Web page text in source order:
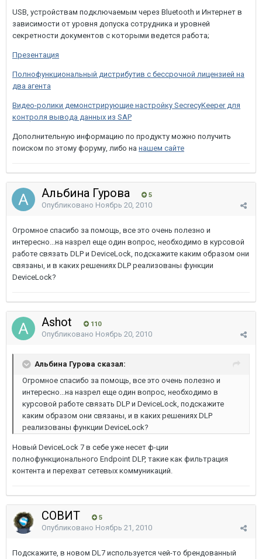
USB, устройствам подключаемым через Bluetooth и Интернет в
зависимости от уровня допуска сотрудника и уровней
секретности документов с которыми ведется работа;
Презентация
Полнофункциональный дистрибутив с бессрочной лицензией на
два агента
Видео-ролики демонстрирующие настройку SecrecyKeeper для
контроля вывода данных из SAP
Дополнительную информацию по продукту можно получить
поиском по этому форуму, либо на нашем сайте
Альбина Гурова 5
Опубликовано Ноябрь 20, 2010
Огромное спасибо за помощь, все это очень полезно и
интересно...на назрел еще один вопрос, необходимо в курсовой
работе связать DLP и DeviceLock, подскажите каким образом они
связаны, и в каких решениях DLP реализованы функции
DeviceLock?
Ashot 110
Опубликовано Ноябрь 20, 2010
Альбина Гурова сказал:
Огромное спасибо за помощь, все это очень полезно и
интересно...на назрел еще один вопрос, необходимо в
курсовой работе связать DLP и DeviceLock, подскажите
каким образом они связаны, и в каких решениях DLP
реализованы функции DeviceLock?
Новый DeviceLock 7 в себе уже несет ф-ции
полнофункционального Endpoint DLP, такие как фильтрация
контента и перехват сетевых коммуникаций.
СОВИТ 5
Опубликовано Ноябрь 21, 2010
Подскажите, в новом DL7 используется чей-то брендованный